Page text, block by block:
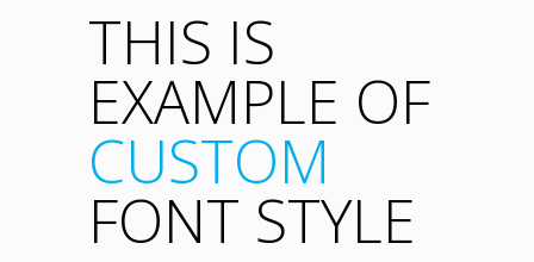
THIS IS
EXAMPLE OF
CUSTOM
FONT STYLE